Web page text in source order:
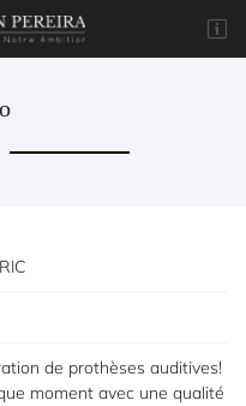

de prothèses auditives!
moment avec une qualité